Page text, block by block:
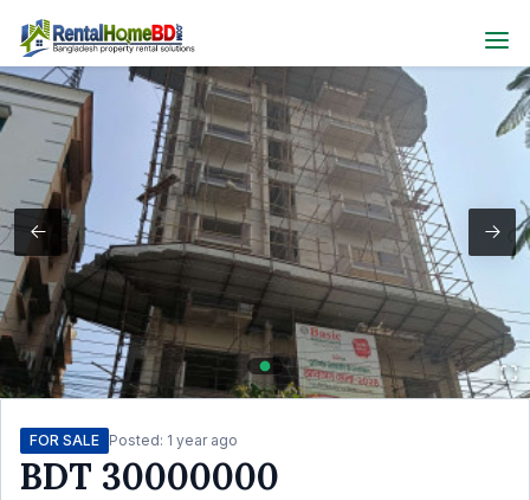
FOR SALE Posted: 1 year ago
BDT 30000000